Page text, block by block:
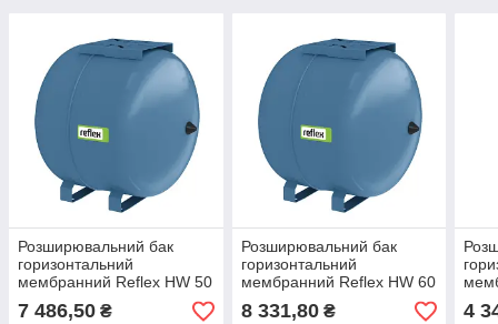
Розширювальний бак
горизонтальний
мембранний Reflex HW 50
синій для водопостачання
7 486,50 ₴
Розширювальний бак
горизонтальний
мембранний Reflex HW 60
синій для водопостачання
8 331,80₴ 4